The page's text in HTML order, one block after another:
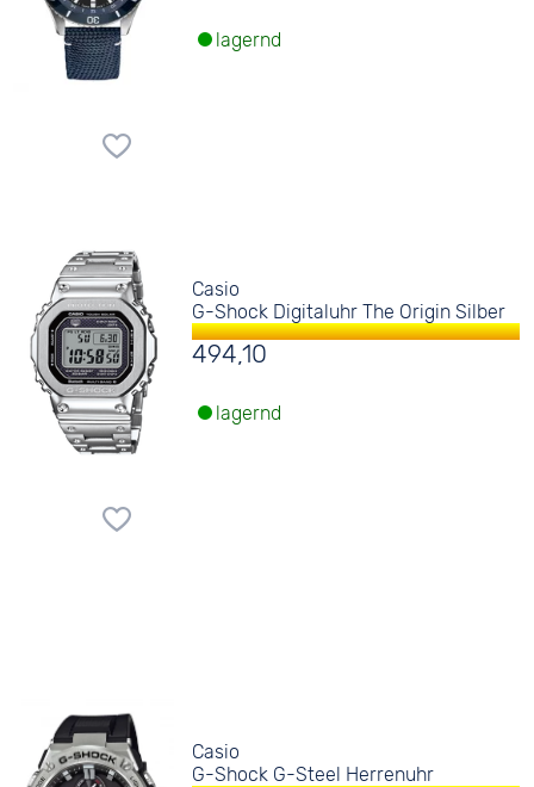
lagernd
Casio
G-Shock Digitaluhr The Origin Silber
494,10
lagernd
Casio
G-Shock G-Steel Herrenuhr